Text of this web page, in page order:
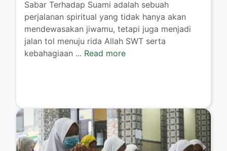
​Sabar Terhadap Suami adalah sebuah
perjalanan spiritual yang tidak hanya akan
mendewasakan jiwamu, tetapi juga menjadi
jalan tol menuju rida Allah SWT serta
kebahagiaan ... Read more